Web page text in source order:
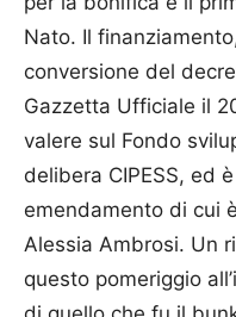
Nato. Il
conversione del
Gazzetta Ufficiale il
valere sul Fondo
delibera CIPESS, ed
emendamento di cui
Alessia Ambrosi. Un
questo pomeriggio